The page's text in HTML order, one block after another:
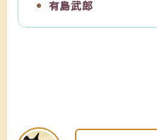
有島武郎